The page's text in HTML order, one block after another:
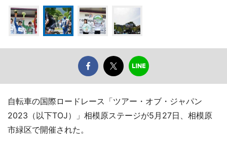
自転車の国際ロードレース「ツアー・オブ・ジャパン
2023（以下TOJ）」相模原ステージが5月27日、相模原
市緑区で開催された。